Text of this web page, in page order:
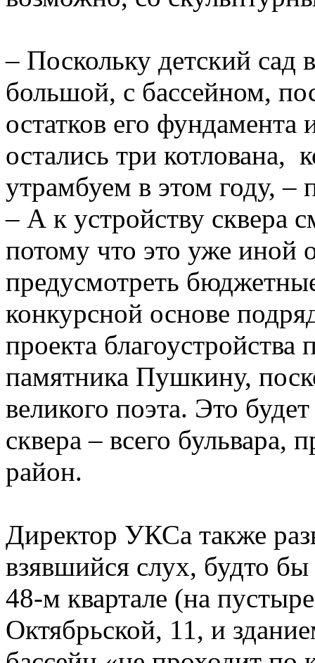
– Поскольку детский сад
большой, с бассейном,
остатков его
остались три котлована,
утрамбуем в этом году,
– А к устройству сквера
потому что это уже иной
предусмотреть
конкурсной основе
проекта благоустройства
памятника Пушкину,
великого поэта. Это
сквера – всего бульвара,
район.
Директор УКСа также
взявшийся слух, будто
48-м квартале (на
Октябрьской, 11, и